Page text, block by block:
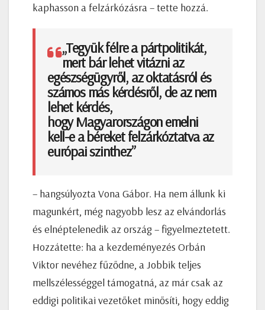
kaphasson a felzárkózásra – tette hozzá.
„Tegyük félre a pártpolitikát,
mert bár lehet vitázni az
egészségügyről, az oktatásról és
számos más kérdésről, de az nem
lehet kérdés,
hogy Magyarországon emelni
kell-e a béreket felzárkóztatva az
európai szinthez”
– hangsúlyozta Vona Gábor. Ha nem állunk ki
magunkért, még nagyobb lesz az elvándorlás
és elnéptelenedik az ország – figyelmeztetett.
Hozzátette: ha a kezdeményezés Orbán
Viktor nevéhez fűződne, a Jobbik teljes
mellszélességgel támogatná, az már csak az
eddigi politikai vezetőket minősíti, hogy eddig